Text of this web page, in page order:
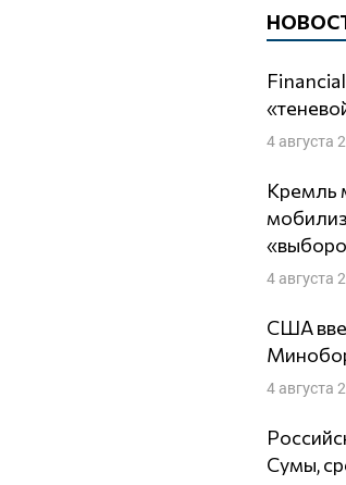
4 августа
Кремль
4 августа
США
4 августа
Сумы,